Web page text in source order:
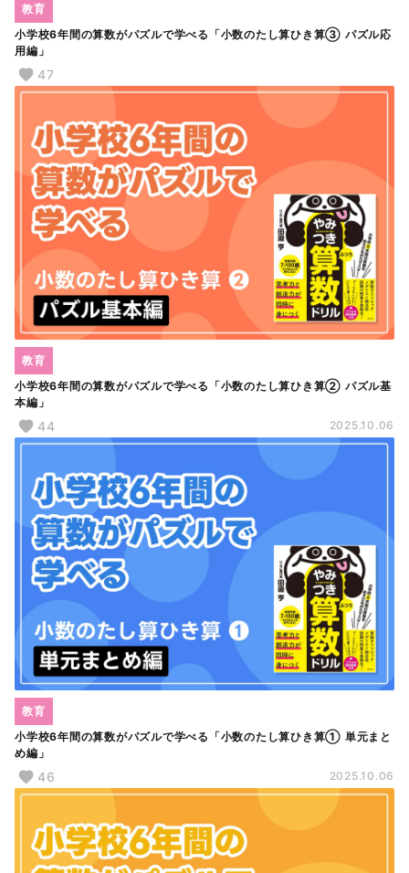
小学校6年間の算数がパズルで学べる「小数のたし算ひき算③ パズル応
用編」
教育
47
小学校6年間の算数がパズルで学べる「小数のたし算ひき算② パズル基
本編」
教育
44 2025.10.06
小学校6年間の算数がパズルで学べる「小数のたし算ひき算① 単元まと
め編」
教育
46 2025.10.06